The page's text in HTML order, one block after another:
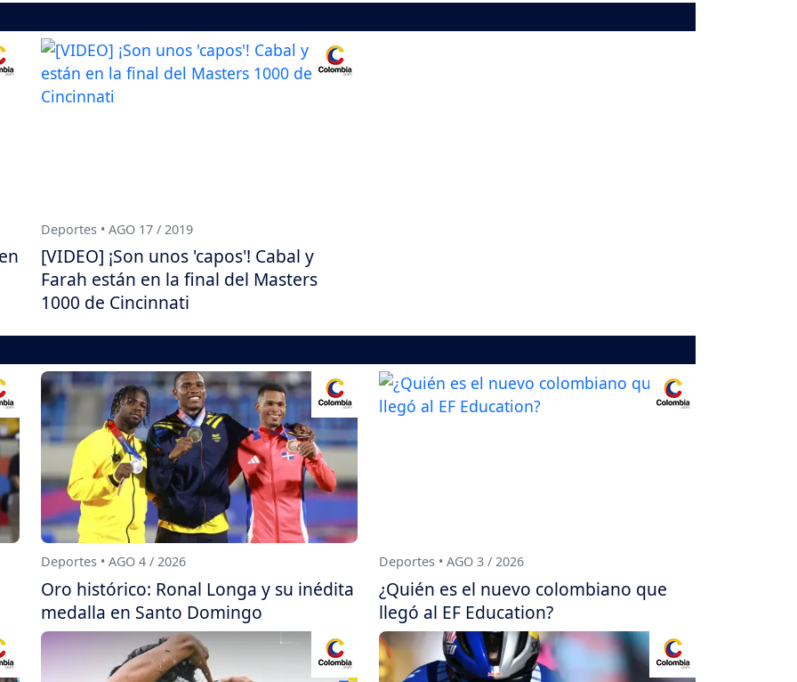
Deportes • AGO 17 / 2019
[VIDEO] ¡Son unos 'capos'! Cabal y
Farah están en la final del Masters
1000 de Cincinnati
Deportes • AGO 4 / 2026
Oro histórico: Ronal Longa y su inédita
medalla en Santo Domingo
Deportes • AGO 3 / 2026
¿Quién es el nuevo colombiano que
llegó al EF Education?